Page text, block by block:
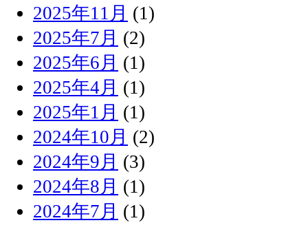
2025年11月 (1)
2025年7月 (2)
2025年6月 (1)
2025年4月 (1)
2025年1月 (1)
2024年10月 (2)
2024年9月 (3)
2024年8月 (1)
2024年7月 (1)